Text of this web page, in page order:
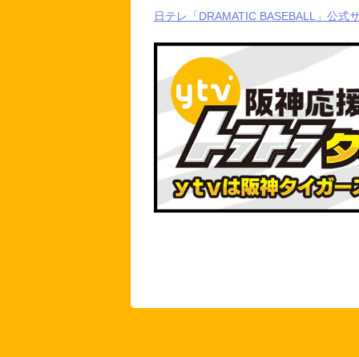
日テレ「DRAMATIC BASEBALL」公式